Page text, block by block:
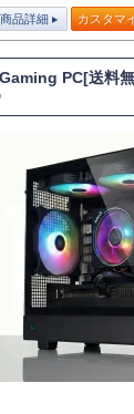
商品詳細 カスタマ
PC[送料